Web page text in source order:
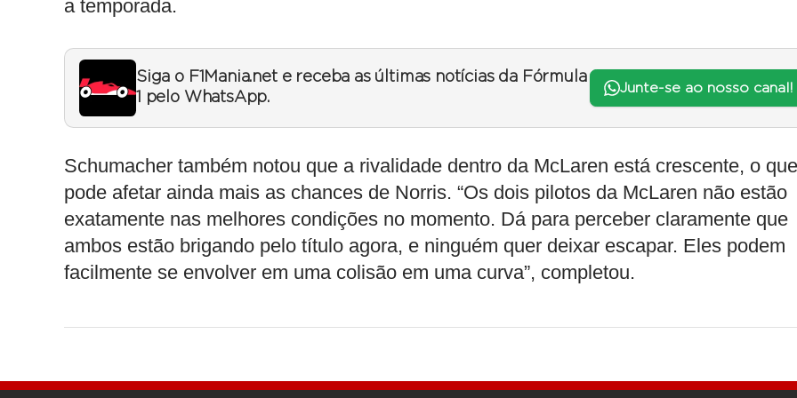
a temporada.
Siga o F1Mania.net e receba as últimas notícias da Fórmula
1 pelo WhatsApp.
Junte-se ao nosso canal!
Schumacher também notou que a rivalidade dentro da McLaren está crescente, o que
pode afetar ainda mais as chances de Norris. “Os dois pilotos da McLaren não estão
exatamente nas melhores condições no momento. Dá para perceber claramente que
ambos estão brigando pelo título agora, e ninguém quer deixar escapar. Eles podem
facilmente se envolver em uma colisão em uma curva”, completou.